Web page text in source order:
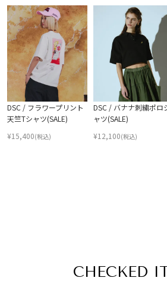
DSC / フラワープリント
天竺Tシャツ(SALE)
¥15,400(税込)
DSC / バナナ刺繍ポロ
ャツ(SALE)
¥12,100(税込)
CHECKED